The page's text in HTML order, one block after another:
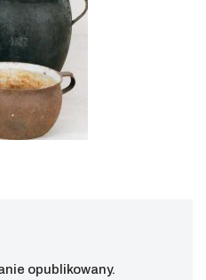
opublikowany.